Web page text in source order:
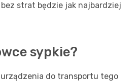
strat będzie jak najbardziej
sypkie?
do transportu tego